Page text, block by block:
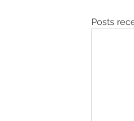
Posts